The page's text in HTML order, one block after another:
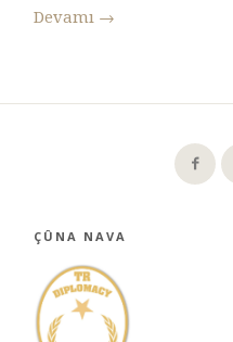
Devamı →
ÇÛNA NAVA